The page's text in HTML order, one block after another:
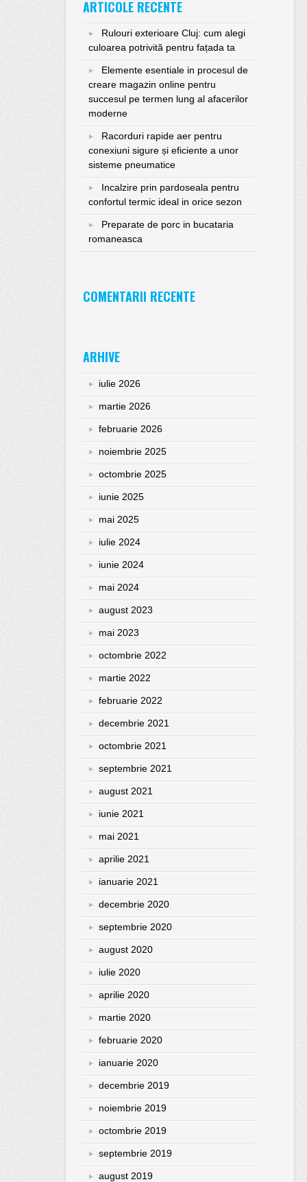
ARTICOLE RECENTE
Rulouri exterioare Cluj: cum alegi
culoarea potrivită pentru fațada ta
Elemente esentiale in procesul de
creare magazin online pentru
succesul pe termen lung al afacerilor
moderne
Racorduri rapide aer pentru
conexiuni sigure și eficiente a unor
sisteme pneumatice
Incalzire prin pardoseala pentru
confortul termic ideal in orice sezon
Preparate de porc in bucataria
romaneasca
COMENTARII RECENTE
ARHIVE
iulie 2026
martie 2026
februarie 2026
noiembrie 2025
octombrie 2025
iunie 2025
mai 2025
iulie 2024
iunie 2024
mai 2024
august 2023
mai 2023
octombrie 2022
martie 2022
februarie 2022
decembrie 2021
octombrie 2021
septembrie 2021
august 2021
iunie 2021
mai 2021
aprilie 2021
ianuarie 2021
decembrie 2020
septembrie 2020
august 2020
iulie 2020
aprilie 2020
martie 2020
februarie 2020
ianuarie 2020
decembrie 2019
noiembrie 2019
octombrie 2019
septembrie 2019
august 2019